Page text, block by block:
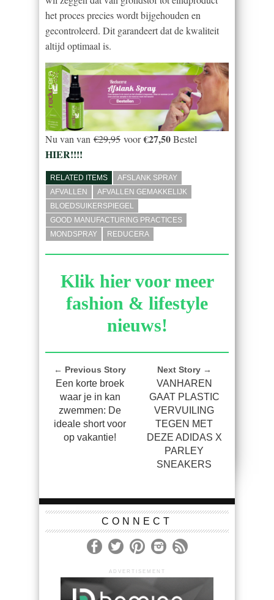
het proces precies wordt bijgehouden en
gecontroleerd. Dit garandeert dat de kwaliteit
altijd optimaal is.
Nu van van €29,95 voor€27,50Bestel
HIER!!!!
RELATED ITEMS
AFSLANK SPRAY
AFVALLEN
AFVALLEN GEMAKKELIJK
BLOEDSUIKERSPIEGEL
GOOD MANUFACTURING PRACTICES
MONDSPRAY
REDUCERA
Klik hier voor meer
fashion & lifestyle
nieuws!
← Previous Story
Een korte broek
waar je in kan
zwemmen: De
ideale short voor
op vakantie!
Next Story →
VANHAREN
GAAT PLASTIC
VERVUILING
TEGEN MET
DEZE ADIDAS X
PARLEY
SNEAKERS
CONNECT
ADVERTISEMENT